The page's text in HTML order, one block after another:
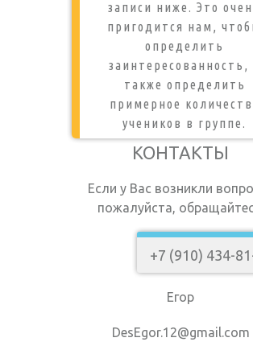
записи ниже. Это
пригодится нам,
определить
заинтересованность,
также определить
примерное
учеников в группе.
КОНТАКТЫ
Если у Вас возникли
пожалуйста,
+7 (910) 434-
Егор
DesEgor.12@gmail.com